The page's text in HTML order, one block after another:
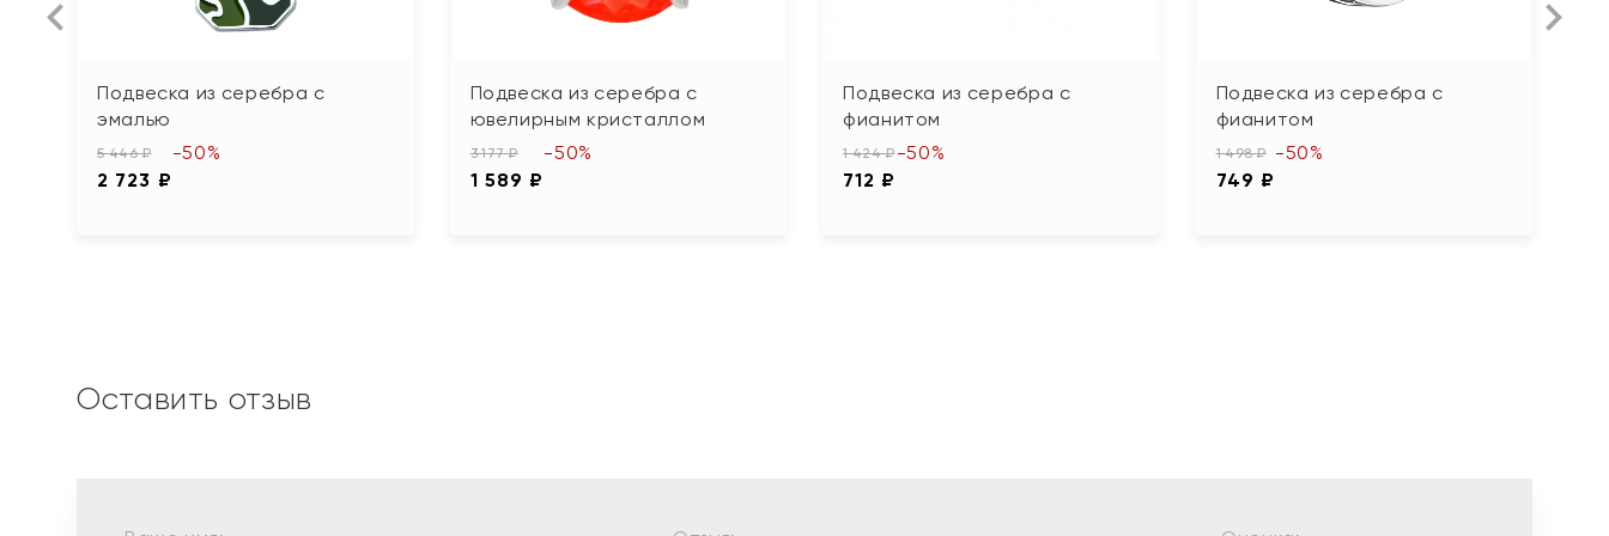
Подвеска из серебра с
эмалью
5 446 ₽
2 723 ₽
-50%
Подвеска из серебра с
ювелирным кристаллом
3 177 ₽
1 589 ₽
-50%
Подвеска из серебра с
фианитом
1 424 ₽
712 ₽
-50%
Подвеска из серебра с
фианитом
1 498 ₽
749 ₽
-50%
Оставить отзыв